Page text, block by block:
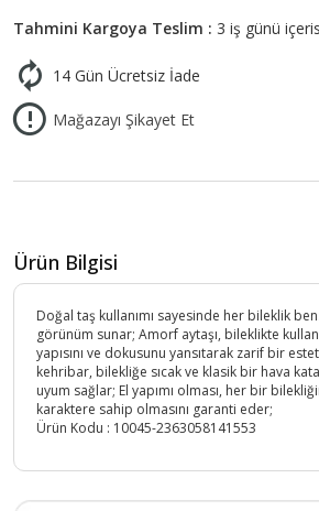
Tahmini Kargoya Teslim : 3 iş günü
14 Gün Ücretsiz İade
Mağazayı Şikayet Et
Ürün Bilgisi
Doğal taş kullanımı sayesinde her bileklik
görünüm sunar; Amorf aytaşı, bileklikte
yapısını ve dokusunu yansıtarak zarif bir
kehribar, bilekliğe sıcak ve klasik bir hava
uyum sağlar; El yapımı olması, her bir
karaktere sahip olmasını garanti eder;
Ürün Kodu : 10045-2363058141553